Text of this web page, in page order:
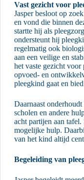
Vast gezicht voor
Jasper besloot op
en vond die binnen
startte hij als
ondersteunt hij
regelmatig ook
aan een veilige en
het vaste gezicht
opvoed- en
pleegkind gaat en
Daarnaast
scholen en andere
acht partijen aan tafel.
mogelijke hulp.
van het kind altijd
Begeleiding van